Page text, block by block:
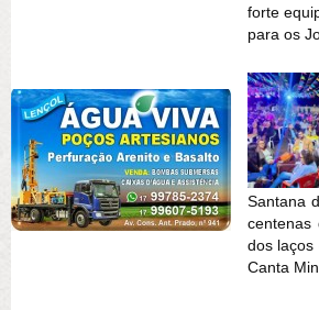
forte
para os
Santana
centenas
dos laços
Canta